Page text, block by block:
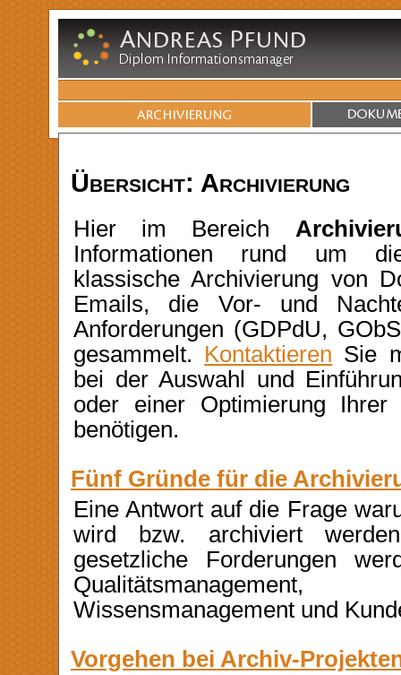
Übersicht: Archivierung
Hier im Bereich
Informationen rund um
klassische Archivierung von
Emails, die Vor- und
Anforderungen (GDPdU,
gesammelt. Kontaktieren Sie
bei der Auswahl und
oder einer Optimierung Ihrer
benötigen.
Fünf Gründe für die
Eine Antwort auf die Frage
wird bzw. archiviert
gesetzliche Forderungen
Wissensmanagement und
Vorgehen bei Archiv-